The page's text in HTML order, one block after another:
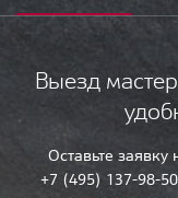
Выезд
Оставьте заявку
+7 (495) 137-98-